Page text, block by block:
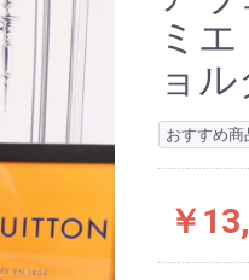
ミ
ョ
おすすめ商
￥